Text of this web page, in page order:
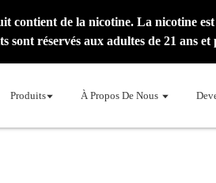
de la nicotine. La nicotine est
sont réservés aux adultes de 21 ans et
Produits À Propos De Nous